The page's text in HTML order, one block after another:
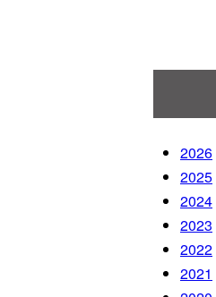
2026
2025
2024
2023
2022
2021